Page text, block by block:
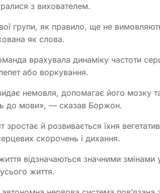
з вихователем.
групи, як правило, ще не
як слова.
врахувала динаміку частоти
або воркування.
немовля, допомагає його мозку
до мови», — сказав Боржон.
й розвивається їхня
скорочень і дихання.
відзначаються значними змінами
життя.